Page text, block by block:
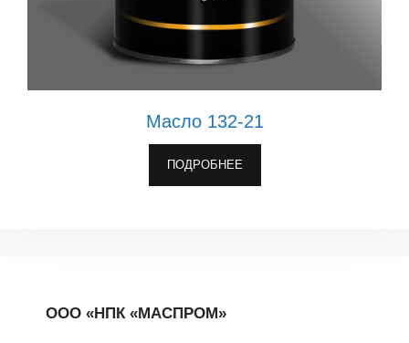
Масло 132-21
ПОДРОБНЕЕ
ООО «НПК «МАСПРОМ»